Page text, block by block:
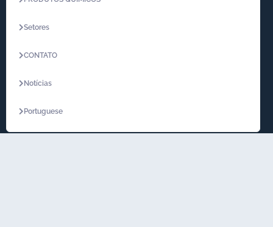
Setores
CONTATO
Notícias
Portuguese